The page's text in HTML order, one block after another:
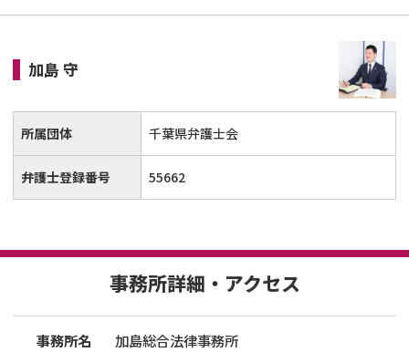
加島 守
所属団体 千葉県弁護士会
弁護士登録番号 55662
事務所詳細・アクセス
事務所名 加島総合法律事務所